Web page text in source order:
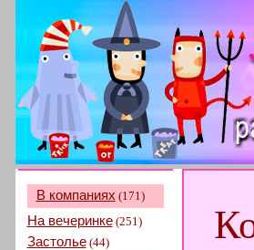
В компаниях (171)
На вечеринке(251)
Застолье(44)